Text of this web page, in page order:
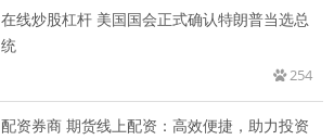
在线炒股杠杆 美国国会正式确认特朗普当选总
统
254
配资券商 期货线上配资：高效便捷，助力投资